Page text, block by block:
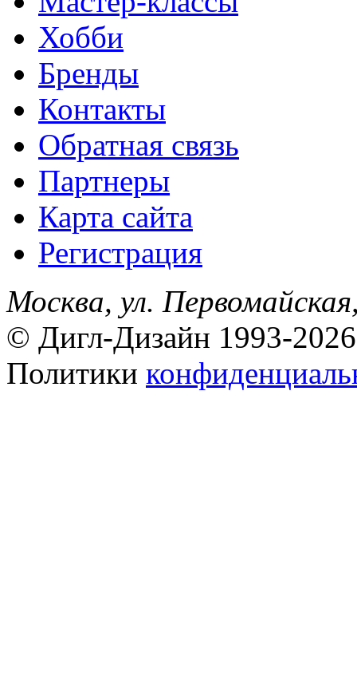
Хобби
Бренды
Контакты
Обратная связь
Партнеры
Карта сайта
Регистрация
Москва, ул.
© Дигл-Дизайн 1993-2026
Политики